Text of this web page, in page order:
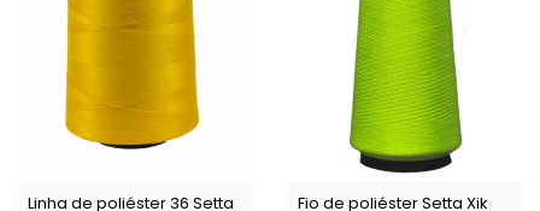
Linha de poliéster 36 Setta
Fio de poliéster Setta Xik